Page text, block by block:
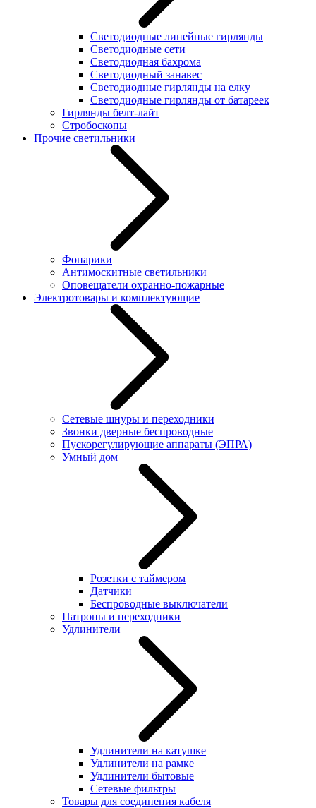
Светодиодные линейные гирлянды
Светодиодные сети
Светодиодная бахрома
Светодиодный занавес
Светодиодные гирлянды на елку
Светодиодные гирлянды от батареек
Гирлянды белт-лайт
Стробоскопы
Прочие светильники
Фонарики
Антимоскитные светильники
Оповещатели охранно-пожарные
Электротовары и комплектующие
Сетевые шнуры и переходники
Звонки дверные беспроводные
Пускорегулирующие аппараты (ЭПРА)
Умный дом
Розетки с таймером
Датчики
Беспроводные выключатели
Патроны и переходники
Удлинители
Удлинители на катушке
Удлинители на рамке
Удлинители бытовые
Сетевые фильтры
Товары для соединения кабеля